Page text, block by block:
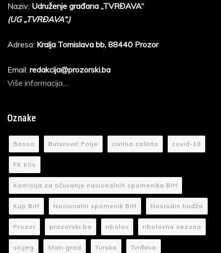
Naziv: Udruženje građana „TVRĐAVA“
(UG „TVRĐAVA“.)
Adresa: Kralja Tomislava bb, 88440 Prozor
Email: redakcija@prozorski.ba
Više informacija…
Oznake
Bosna Buturović Polje civilna zaštita covid-19
FK Klis
Komisija za očuvanje nacionalnih spomenika BiH
Kup BiH Nacionalni spomenik BiH Nasrudin hodža
Prozor prozorski.ba ribolov ribolovna sezona
snijeg Stari grad Turska Tvrđava